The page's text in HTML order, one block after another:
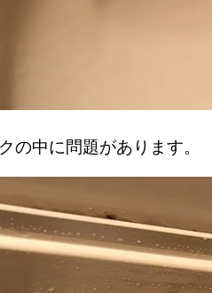
の中に問題があります。